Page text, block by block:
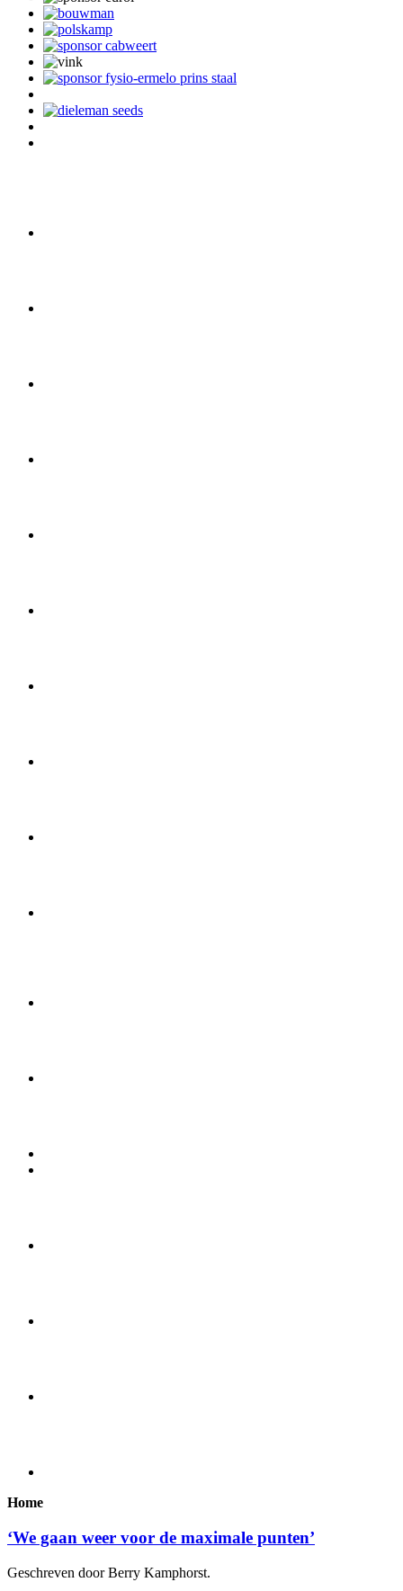
Home
‘We gaan weer voor de maximale punten’
Geschreven door Berry Kamphorst.